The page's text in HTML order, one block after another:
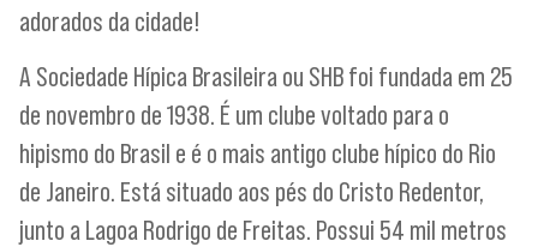
adorados da cidade!
A Sociedade Hípica Brasileira ou SHB foi fundada em 25
de novembro de 1938. É um clube voltado para o
hipismo do Brasil e é o mais antigo clube hípico do Rio
de Janeiro. Está situado aos pés do Cristo Redentor,
junto a Lagoa Rodrigo de Freitas. Possui 54 mil metros